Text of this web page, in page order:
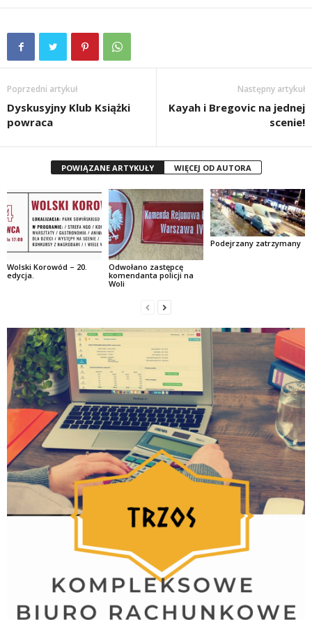
Poprzedni artykuł
Dyskusyjny Klub Książki
powraca
Następny artykuł
Kayah i Bregovic na jednej
scenie!
POWIĄZANE ARTYKUŁY WIĘCEJ OD AUTORA
Wolski Korowód – 20.
edycja.
Odwołano zastępcę
komendanta policji na
Woli
Podejrzany zatrzymany